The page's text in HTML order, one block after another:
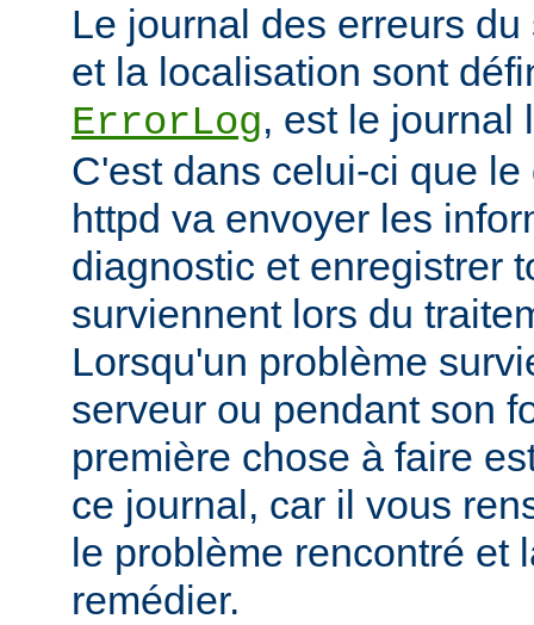
Le journal des erreurs
et la localisation sont
ErrorLog, est le journal
C'est dans celui-ci que
httpd va envoyer les
diagnostic et enregistrer
surviennent lors du
Lorsqu'un problème
serveur ou pendant son
première chose à faire
ce journal, car il vous
le problème rencontré et
remédier.